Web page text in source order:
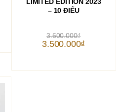
– 10 ĐIẾU
3.600.000₫
gốc
là:
3.500.000₫
3.500.000₫.